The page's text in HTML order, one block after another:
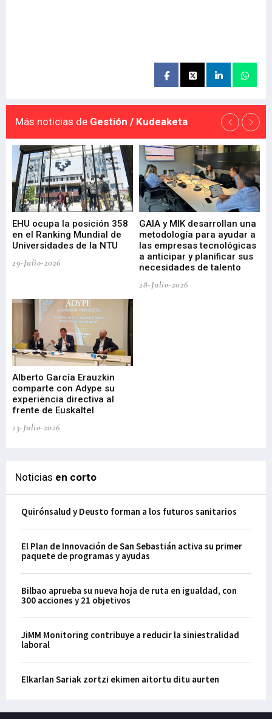
Más noticias de Gestión / Kudeaketa
EHU ocupa la posición 358
en el Ranking Mundial de
Universidades de la NTU
29-Julio-2026
GAIA y MIK desarrollan una
metodología para ayudar a
las empresas tecnológicas
a anticipar y planificar sus
necesidades de talento
28-Julio-2026
Alberto García Erauzkin
comparte con Adype su
experiencia directiva al
frente de Euskaltel
23-Julio-2026
Noticias en corto
Quirónsalud y Deusto forman a los futuros sanitarios
El Plan de Innovación de San Sebastián activa su primer
paquete de programas y ayudas
Bilbao aprueba su nueva hoja de ruta en igualdad, con
300 acciones y 21 objetivos
JiMM Monitoring contribuye a reducir la siniestralidad
laboral
Elkarlan Sariak zortzi ekimen aitortu ditu aurten